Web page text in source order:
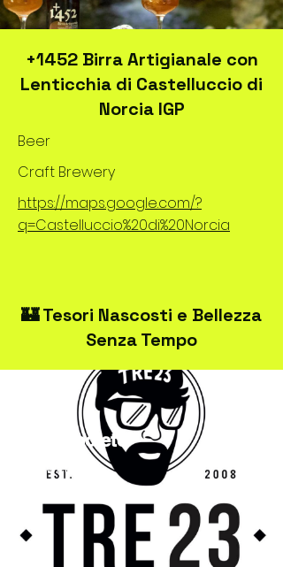
+1452 Birra Artigianale con
Lenticchia di Castelluccio di
Norcia IGP
Beer
Craft Brewery
https://maps.google.com/?
q=Castelluccio%20di%20Norcia
🏰 Tesori Nascosti e Bellezza
Senza Tempo
TRE23Spoleto
Streetwear